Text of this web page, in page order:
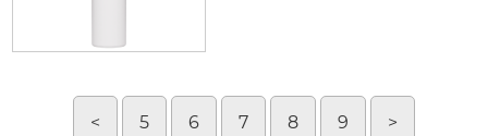
< 5 6 7 8 9 >